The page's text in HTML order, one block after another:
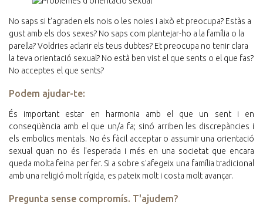
No saps si t'agraden els nois o les noies i això et preocupa? Estàs a
gust amb els dos sexes? No saps com plantejar-ho a la família o la
parella? Voldries aclarir els teus dubtes? Et preocupa no tenir clara
la teva orientació sexual? No està ben vist el que sents o el que fas?
No acceptes el que sents?
Podem ajudar-te:
És important estar en harmonia amb el que un sent i en
conseqüència amb el que un/a fa; sinó arriben les discrepàncies i
els embolics mentals. No és fàcil acceptar o assumir una orientació
sexual quan no és l'esperada i més en una societat que encara
queda molta feina per fer. Si a sobre s'afegeix una família tradicional
amb una religió molt rígida, es pateix molt i costa molt avançar.
Pregunta sense compromís. T'ajudem?